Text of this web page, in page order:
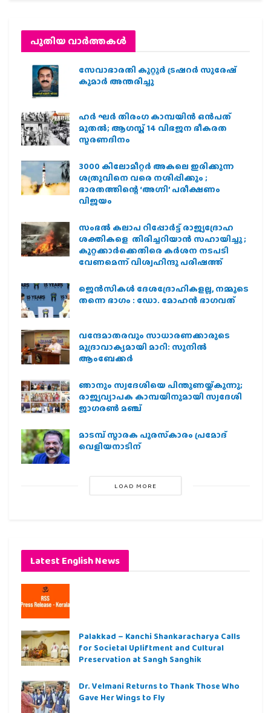
പുതിയ വാര്‍ത്തകള്‍
സേവാഭാരതി കുറ്റൂർ ട്രഷറർ സുരേഷ്
കുമാർ അന്തരിച്ചു
ഹര്‍ ഘര്‍ തിരംഗ കാമ്പയിന്‍ ഒന്‍പത്
മുതല്‍; ആഗസ്ത് 14 വിഭജന ഭീകരത
സ്മരണദിനം
3000 കിലോമീറ്റർ അകലെ ഇരിക്കുന്ന
ശത്രുവിനെ വരെ നശിപ്പിക്കും ;
ഭാരതത്തിന്റെ ‘അഗ്നി’ പരീക്ഷണം
വിജയം
സംഭൽ കലാപ റിപ്പോർട്ട് രാജ്യദ്രോഹ
ശക്തികളെ തിരിച്ചറിയാൻ സഹായിച്ചു ;
കുറ്റക്കാർക്കെതിരെ കർശന നടപടി
വേണമെന്ന് വിശ്വഹിന്ദു പരിഷത്ത്
ജെന്‍സികള്‍ ദേശദ്രോഹികളല്ല, നമ്മുടെ
തന്നെ ഭാഗം : ഡോ. മോഹന്‍ ഭാഗവത്
വന്ദേമാതരവും സാധാരണക്കാരുടെ
മുദ്രാവാക്യമായി മാറി: സുനിൽ
ആംബേക്കർ
ഞാനും സ്വദേശിയെ പിന്തുണയ്ക്കുന്നു;
രാജ്യവ്യാപക കാമ്പയിനുമായി സ്വദേശി
ജാഗരണ്‍ മഞ്ച്
മാടമ്പ് സ്മാരക പുരസ്‌കാരം പ്രമോദ്
വെളിയനാടിന്
LOAD MORE
Latest English News
Palakkad – Kanchi Shankaracharya Calls
for Societal Upliftment and Cultural
Preservation at Sangh Sanghik
Dr. Velmani Returns to Thank Those Who
Gave Her Wings to Fly